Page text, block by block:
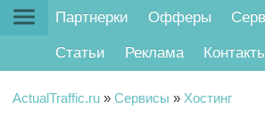
Партнерки Офферы
Статьи Реклама
ActualTraffic.ru » Сервисы » Хостинг